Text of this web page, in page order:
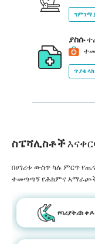
ግምገማ
ያስሱ
ጥያቄ ላክ
ስፔሻሊስቶች
በሀገሪቱ ውስጥ ካሉ ምርጥ
ተመጣጣኝ የሕክምና
የባሪያትሪክ ቀዶ